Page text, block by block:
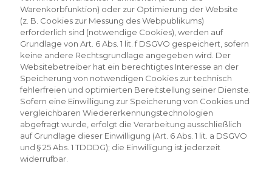
Warenkorbfunktion) oder zur Optimierung der Website
(z. B. Cookies zur Messung des Webpublikums)
erforderlich sind (notwendige Cookies), werden auf
Grundlage von Art. 6 Abs. 1 lit. f DSGVO gespeichert, sofern
keine andere Rechtsgrundlage angegeben wird. Der
Websitebetreiber hat ein berechtigtes Interesse an der
Speicherung von notwendigen Cookies zur technisch
fehlerfreien und optimierten Bereitstellung seiner Dienste.
Sofern eine Einwilligung zur Speicherung von Cookies und
vergleichbaren Wiedererkennungstechnologien
abgefragt wurde, erfolgt die Verarbeitung ausschließlich
auf Grundlage dieser Einwilligung (Art. 6 Abs. 1 lit. a DSGVO
und § 25 Abs. 1 TDDDG); die Einwilligung ist jederzeit
widerrufbar.